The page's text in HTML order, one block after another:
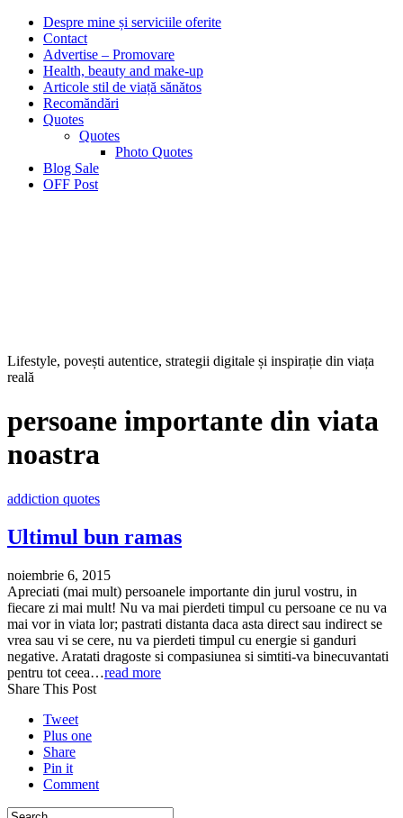
Despre mine și serviciile oferite
Contact
Advertise – Promovare
Health, beauty and make-up
Articole stil de viață sănătos
Recomăndări
Quotes
Quotes
Photo Quotes
Blog Sale
OFF Post
Lifestyle, povești autentice, strategii digitale și inspirație din viața
reală
persoane importante din viata
noastra
addiction quotes
Ultimul bun ramas
noiembrie 6, 2015
Apreciati (mai mult) persoanele importante din jurul vostru, in
fiecare zi mai mult! Nu va mai pierdeti timpul cu persoane ce nu va
mai vor in viata lor; pastrati distanta daca asta direct sau indirect se
vrea sau vi se cere, nu va pierdeti timpul cu energie si ganduri
negative. Aratati dragoste si compasiunea si simtiti-va binecuvantati
pentru tot ceea…read more
Share This Post
Tweet
Plus one
Share
Pin it
Comment